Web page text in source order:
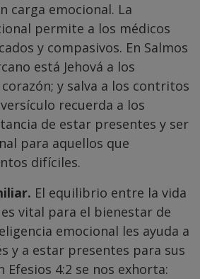
carga emocional. La
permite a los médicos
y compasivos. En Salmos
está Jehová a los
y salva a los contritos
recuerda a los
de estar presentes y ser
para aquellos que
difíciles.
El equilibrio entre la vida
vital para el bienestar de
emocional les ayuda a
y a estar presentes para sus
Efesios 4:2 se nos exhorta: